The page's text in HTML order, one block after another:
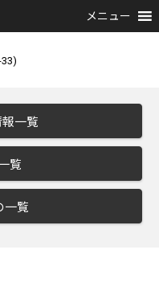
メニュー
一覧
覧
一覧